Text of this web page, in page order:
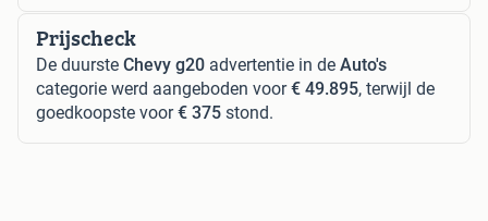
Prijscheck
De duurste Chevy g20 advertentie in de Auto's
categorie werd aangeboden voor€ 49.895, terwijl de
goedkoopste voor€ 375 stond.